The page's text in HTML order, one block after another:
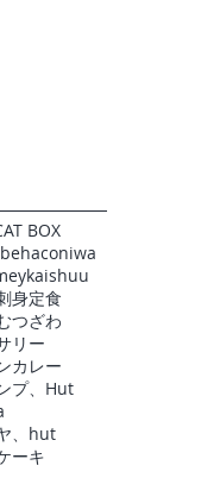
BOX
haconiwa
kaishuu
身定食
つざわ
リー
カレー
プ、Hut
、hut
ーキ